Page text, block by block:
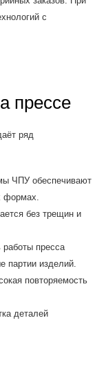
с
прессе
ряд
ЧПУ обеспечивают
формах.
без трещин и
работы пресса
партии изделий.
повторяемость
деталей